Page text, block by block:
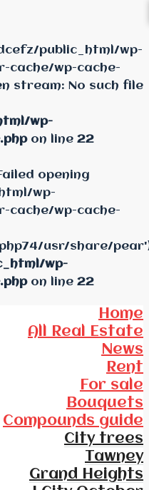
public_html/wp-
cache/wp-cache-
stream: No such file
wp-
on line 22
opening
wp-
cache/wp-cache-
usr/share/
wp-
on line 22
Home
All Real Estate
News
Rent
For sale
Bouquets
Compounds guide
City trees
Tawney
Grand Heights